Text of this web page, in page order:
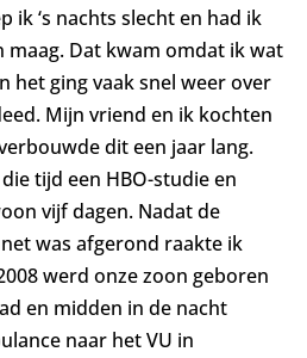
ik ‘s nachts slecht en had ik
Dat kwam omdat ik wat
het ging vaak snel weer over
Mijn vriend en ik kochten
dit een jaar lang.
tijd een HBO-studie en
vijf dagen. Nadat de
was afgerond raakte ik
werd onze zoon geboren
en midden in de nacht
naar het VU in